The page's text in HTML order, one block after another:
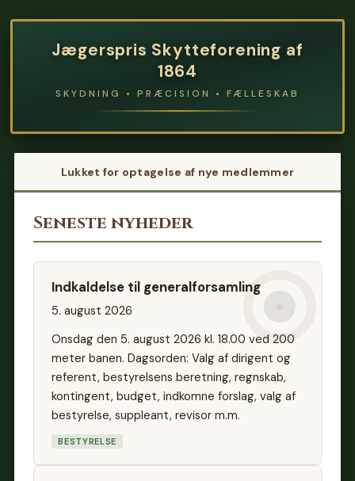
Jægerspris Skytteforening af
1864
SKYDNING • PRÆCISION • FÆLLESKAB
Lukket for optagelse af nye medlemmer
Seneste nyheder
Indkaldelse til generalforsamling
5. august 2026
Onsdag den 5. august 2026 kl. 18.00 ved 200
meter banen. Dagsorden: Valg af dirigent og
referent, bestyrelsens beretning, regnskab,
kontingent, budget, indkomne forslag, valg af
bestyrelse, suppleant, revisor m.m.
BESTYRELSE